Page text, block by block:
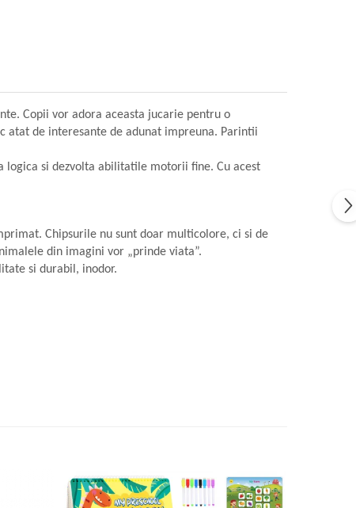
Copii vor adora aceasta jucarie pentru o
atat de interesante de adunat impreuna. Parintii
logica si dezvolta abilitatile motorii fine. Cu acest
Chipsurile nu sunt doar multicolore, ci si de
din imagini vor „prinde viata”.
si durabil, inodor.